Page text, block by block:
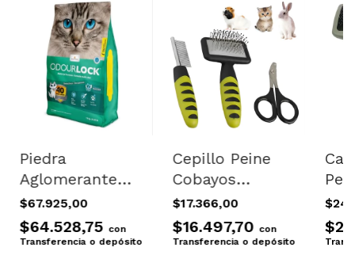
Piedra
Aglomerante
Arena Gatos
Aroma Litera
Sanitario 12 Kg
$67.925,00
$64.528,75 con
Transferencia o depósito
Cepillo Peine
Cobayos
Hurones
Conejos Gatos
Perro
$17.366,00
$16.497,70 con
Transferencia o depósito